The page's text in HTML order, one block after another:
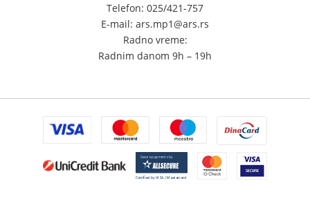
Telefon: 025/421-757
E-mail: ars.mp1@ars.rs
Radno vreme:
Radnim danom 9h – 19h